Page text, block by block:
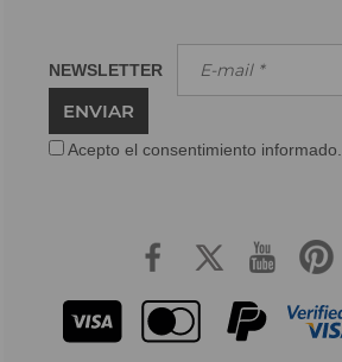
NEWSLETTER
ENVIAR
Acepto el consentimiento informado.